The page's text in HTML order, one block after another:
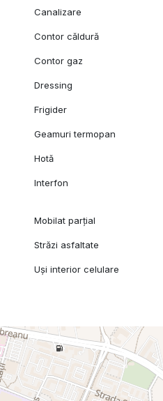
Canalizare
Contor căldură
Contor gaz
Dressing
Frigider
Geamuri termopan
Hotă
Interfon
Mobilat parțial
Străzi asfaltate
Uși interior celulare